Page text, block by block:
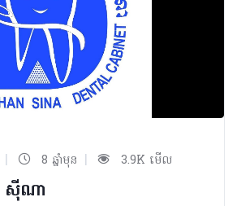
| 8 ឆ្នាំមុន | 3.9K មើល
ស៊ីណា​